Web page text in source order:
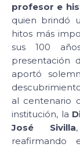
profesor e
quien brindó
hitos más
sus 100
presentación
aportó
al centenario
institución, la
José Sivilla
reafirmando